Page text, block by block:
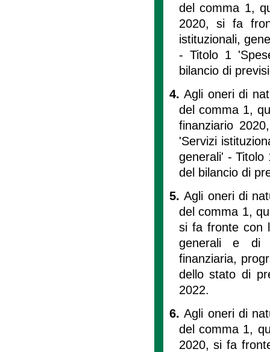
del comma 1,
2020, si fa
istituzionali,
- Titolo 1
bilancio di
4.Agli oneri di
del comma 1,
finanziario
'Servizi
generali' - Titolo
del bilancio di
5.Agli oneri di
del comma 1,
si fa fronte con
generali e di
finanziaria,
dello stato di
2022.
6.Agli oneri di
del comma 1,
2020, si fa